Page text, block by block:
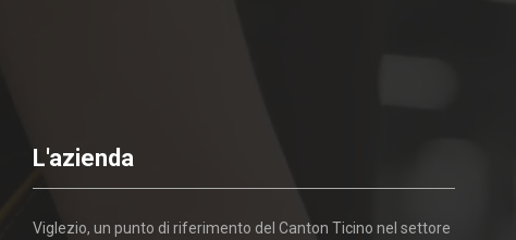
L'azienda
Viglezio, un punto di riferimento del Canton Ticino nel settore